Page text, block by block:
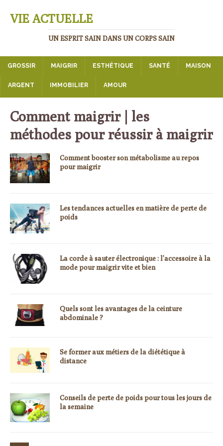
VIE ACTUELLE
UN ESPRIT SAIN DANS UN CORPS SAIN
GROSSIR MAIGRIR ESTHÉTIQUE SANTÉ MAISON
ARGENT IMMOBILIER AMOUR
Comment maigrir | les
méthodes pour réussir à maigrir
Comment booster son métabolisme au repos
pour maigrir
Les tendances actuelles en matière de perte de
poids
La corde à sauter électronique : l’accessoire à la
mode pour maigrir vite et bien
Quels sont les avantages de la ceinture
abdominale ?
Se former aux métiers de la diététique à
distance
Conseils de perte de poids pour tous les jours de
la semaine